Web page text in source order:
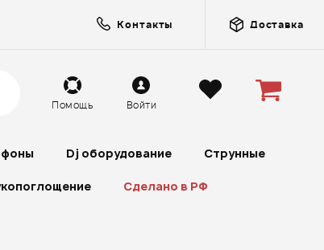
Контакты Доставка
Помощь Войти
Dj оборудование Струнные
Сделано в РФ